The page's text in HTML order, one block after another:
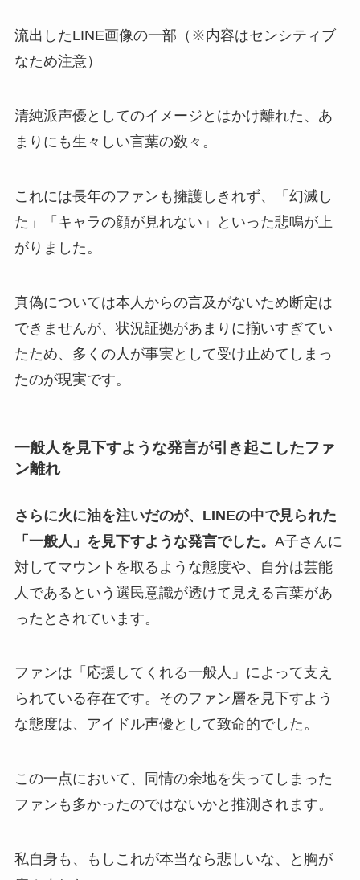
流出したLINE画像の一部（※内容はセンシティブ
なため注意）
清純派声優としてのイメージとはかけ離れた、あ
まりにも生々しい言葉の数々。
これには長年のファンも擁護しきれず、「幻滅し
た」「キャラの顔が見れない」といった悲鳴が上
がりました。
真偽については本人からの言及がないため断定は
できませんが、状況証拠があまりに揃いすぎてい
たため、多くの人が事実として受け止めてしまっ
たのが現実です。
一般人を見下すような発言が引き起こしたファ
ン離れ
さらに火に油を注いだのが、LINEの中で見られた
「一般人」を見下すような発言でした。 A子さんに
対してマウントを取るような態度や、自分は芸能
人であるという選民意識が透けて見える言葉があ
ったとされています。
ファンは「応援してくれる一般人」によって支え
られている存在です。そのファン層を見下すよう
な態度は、アイドル声優として致命的でした。
この一点において、同情の余地を失ってしまった
ファンも多かったのではないかと推測されます。
私自身も、もしこれが本当なら悲しいな、と胸が